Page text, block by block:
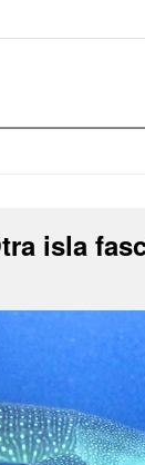
isla